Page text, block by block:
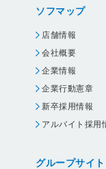
ソフマップ
店舗情報
会社概要
企業情報
企業行動憲章
新卒採用情報
アルバイト採用
グループサイト